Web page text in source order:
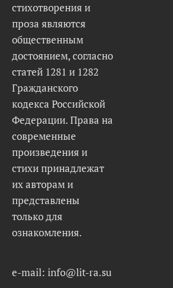
стихотворения и
проза являются
общественным
достоянием, согласно
статей 1281 и 1282
Гражданского
кодекса Российской
Федерации. Права на
современные
произведения и
стихи принадлежат
их авторам и
представлены
только для
ознакомления.
e-mail: info@lit-ra.su